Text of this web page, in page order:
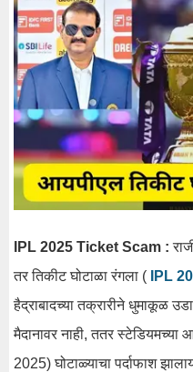
IPL 2025 Ticket Scam :
तर तिकीट घोटाळा रंगला (
IPL
हैद्राबादच्या तक्रारीने धुमाकूळ
मैदानावर नाही, ततर
2025) घोटाळ्याचा पर्दाफाश